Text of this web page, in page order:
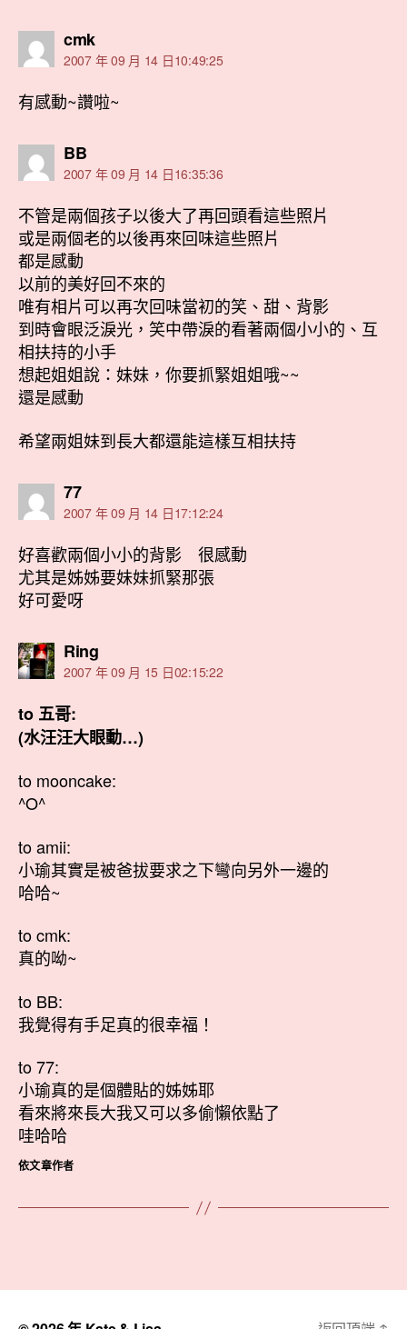
cmk表
示:
2007 年 09 月 14 日10:49:25
有感動~讚啦~
BB表
示:
2007 年 09 月 14 日16:35:36
不管是兩個孩子以後大了再回頭看這些照片
或是兩個老的以後再來回味這些照片
都是感動
以前的美好回不來的
唯有相片可以再次回味當初的笑、甜、背影
到時會眼泛淚光，笑中帶淚的看著兩個小小的、互
相扶持的小手
想起姐姐說：妹妹，你要抓緊姐姐哦~~
還是感動
希望兩姐妹到長大都還能這樣互相扶持
77表
示:
2007 年 09 月 14 日17:12:24
好喜歡兩個小小的背影 很感動
尤其是姊姊要妹妹抓緊那張
好可愛呀
Ring表
示:
2007 年 09 月 15 日02:15:22
to 五哥:
(水汪汪大眼動…)
to mooncake:
^O^
to amii:
小瑜其實是被爸拔要求之下彎向另外一邊的
哈哈~
to cmk:
真的呦~
to BB:
我覺得有手足真的很幸福！
to 77:
小瑜真的是個體貼的姊姊耶
看來將來長大我又可以多偷懶依點了
哇哈哈
依文章作者